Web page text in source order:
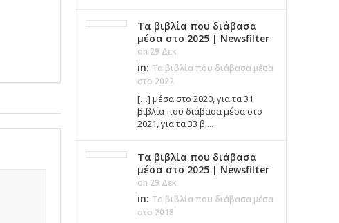
Τα βιβλία που διάβασα
μέσα στο 2025 | Newsfilter
on 29 Δεκ
in: Τα βιβλία που διάβασα μέσα
στο 2022
[…] μέσα στο 2020, για τα 31
βιβλία που διάβασα μέσα στο
2021, για τα 33 β ...
Τα βιβλία που διάβασα
μέσα στο 2025 | Newsfilter
on 29 Δεκ
in: Τα βιβλία που διάβασα μέσα
στο 2018